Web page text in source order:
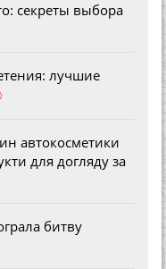
секреты выбора
лучшие
автокосметики
для догляду за
битву